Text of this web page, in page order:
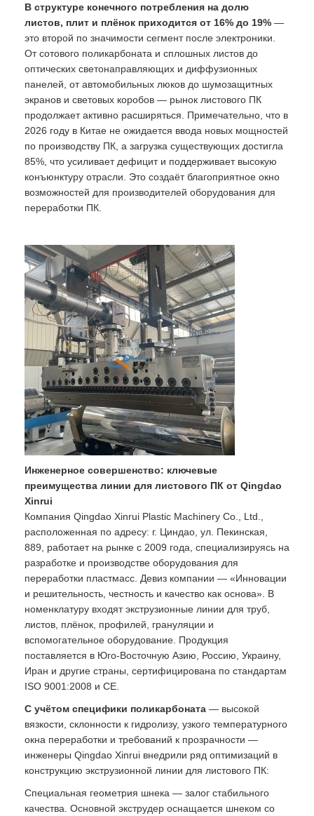
В структуре конечного потребления на долю
листов, плит и плёнок приходится от 16% до 19% —
это второй по значимости сегмент после электроники.
От сотового поликарбоната и сплошных листов до
оптических светонаправляющих и диффузионных
панелей, от автомобильных люков до шумозащитных
экранов и световых коробов — рынок листового ПК
продолжает активно расширяться. Примечательно, что в
2026 году в Китае не ожидается ввода новых мощностей
по производству ПК, а загрузка существующих достигла
85%, что усиливает дефицит и поддерживает высокую
конъюнктуру отрасли. Это создаёт благоприятное окно
возможностей для производителей оборудования для
переработки ПК.
Инженерное совершенство: ключевые
преимущества линии для листового ПК от Qingdao
Xinrui
Компания Qingdao Xinrui Plastic Machinery Co., Ltd.,
расположенная по адресу: г. Циндао, ул. Пекинская,
889, работает на рынке с 2009 года, специализируясь на
разработке и производстве оборудования для
переработки пластмасс. Девиз компании — «Инновации
и решительность, честность и качество как основа». В
номенклатуру входят экструзионные линии для труб,
листов, плёнок, профилей, грануляции и
вспомогательное оборудование. Продукция
поставляется в Юго-Восточную Азию, Россию, Украину,
Иран и другие страны, сертифицирована по стандартам
ISO 9001:2008 и CE.
С учётом специфики поликарбоната — высокой
вязкости, склонности к гидролизу, узкого температурного
окна переработки и требований к прозрачности —
инженеры Qingdao Xinrui внедрили ряд оптимизаций в
конструкцию экструзионной линии для листового ПК:
Специальная геометрия шнека — залог стабильного
качества. Основной экструдер оснащается шнеком со